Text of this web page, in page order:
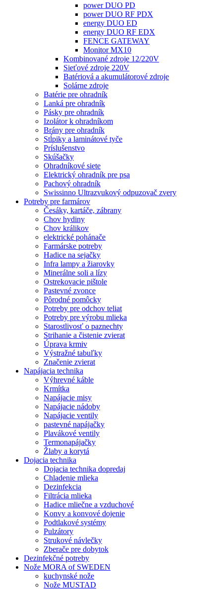
power DUO PD
power DUO RF PDX
energy DUO ED
energy DUO RF EDX
FENCE GATEWAY
Monitor MX10
Kombinované zdroje 12/220V
Sieťové zdroje 220V
Batériová a akumulátorové zdroje
Solárne zdroje
Batérie pre ohradník
Lanká pre ohradník
Pásky pre ohradník
Izolátor k ohradníkom
Brány pre ohradník
Stĺpiky a laminátové tyče
Príslušenstvo
Skúšačky
Ohradníkové siete
Elektrický ohradník pre psa
Pachový ohradník
Swissinno Ultrazvukový odpuzovač zvery
Potreby pre farmárov
Česáky, kartáče, zábrany
Chov hydiny
Chov králikov
elektrické pohánače
Farmárske potreby
Hadice na sejačky
Infra lampy a žiarovky
Minerálne soli a lízy
Ostrekovacie pištole
Pastevné zvonce
Pôrodné pomôcky
Potreby pre odchov teliat
Potreby pre výrobu mlieka
Starostlivosť o paznechty
Strihanie a čistenie zvierat
Úprava krmiv
Výstražné tabuľky
Značenie zvierat
Napájacia technika
Výhrevné káble
Krmítka
Napájacie misy
Napájacie nádoby
Napájacie ventily
pastevné napájačky
Plavákové ventily
Termonapájačky
Žlaby a korytá
Dojacia technika
Dojacia technika dopredaj
Chladenie mlieka
Dezinfekcia
Filtrácia mlieka
Hadice mliečne a vzduchové
Konvy a konvové dojenie
Podtlakové systémy
Pulzátory
Strukové návlečky
Zberače pre dobytok
Dezinfekčné potreby
Nože MORA of SWEDEN
kuchynské nože
Nože MUSTAD